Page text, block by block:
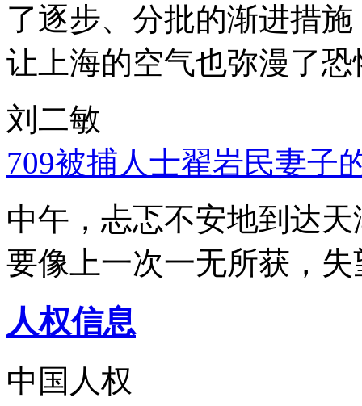
了逐步、分批的渐进措
让上海的空气也弥漫了
刘二敏
709被捕人士翟岩民妻子
中午，忐忑不安地到达
要像上一次一无所获，
人权信息
中国人权